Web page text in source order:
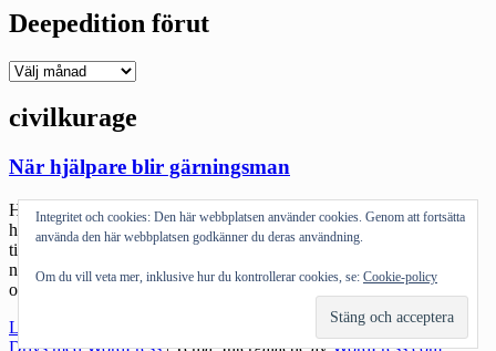
Deepedition förut
Deepedition
civilkurage
När hjälpare blir gärningsman
Historien om Per Anders Pettersson från Nås, har varit på gång
häruppe i Dalarna några dagar. Bland annat har en Facebookgrupp
till stöd för honom startats. Historien är minst sagt surrealistisk. Inte
nödvändigtvis bara för att han blev dömd för övervåld utan för de
olika andra delar som visar hur snett det kan bli när […]
Läs mer
hjälpare
Drivs med WordPress |Tema: Intergalactic avWordPress.com.
Integritet och cookies: Den här webbplatsen använder cookies. Genom att fortsätta
använda den här webbplatsen godkänner du deras användning.
Om du vill veta mer, inklusive hur du kontrollerar cookies, se: Cookie-policy